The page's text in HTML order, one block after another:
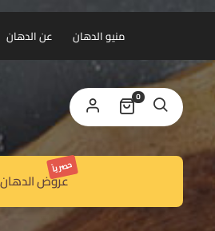
عن الدهان منيو الدهان
0
عروض الدهان
حصرياً